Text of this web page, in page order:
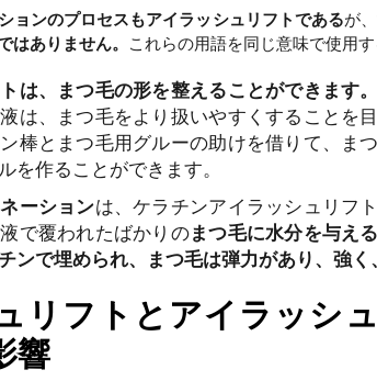
ョンのプロセスもアイラッシュリフトであるが、
はありません。 これらの用語を同じ意味で使用す
は、まつ毛の形を整えることができます。
は、まつ毛をより扱いやすくすることを
棒とまつ毛用グルーの助けを借りて、ま
を作ることができます。
ーションは、ケラチンアイラッシュリフ
で覆われたばかりのまつ毛に水分を与える
ンで埋められ、まつ毛は弾力があり、強く
リフトとアイラッシ
響